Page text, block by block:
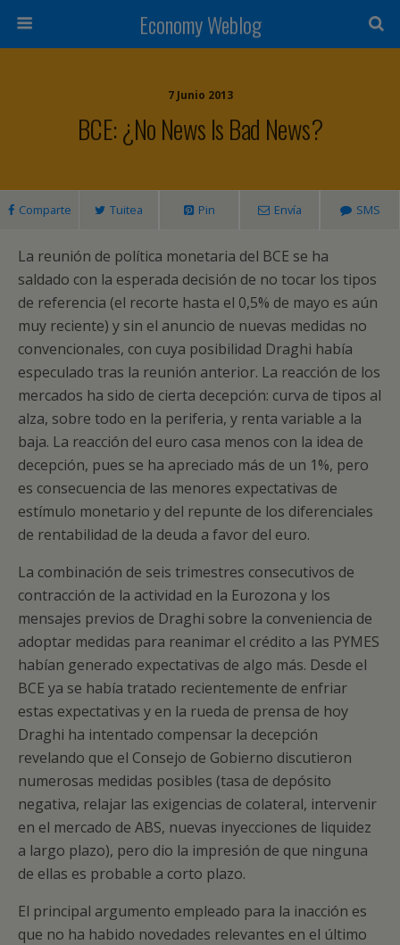
Economy Weblog
7 Junio 2013
BCE: ¿no News Is Bad News?
Comparte Tuitea Pin Envía SMS
La reunión de política monetaria del BCE se ha
saldado con la esperada decisión de no tocar los tipos
de referencia (el recorte hasta el 0,5% de mayo es aún
muy reciente) y sin el anuncio de nuevas medidas no
convencionales, con cuya posibilidad Draghi había
especulado tras la reunión anterior. La reacción de los
mercados ha sido de cierta decepción: curva de tipos al
alza, sobre todo en la periferia, y renta variable a la
baja. La reacción del euro casa menos con la idea de
decepción, pues se ha apreciado más de un 1%, pero
es consecuencia de las menores expectativas de
estímulo monetario y del repunte de los diferenciales
de rentabilidad de la deuda a favor del euro.
La combinación de seis trimestres consecutivos de
contracción de la actividad en la Eurozona y los
mensajes previos de Draghi sobre la conveniencia de
adoptar medidas para reanimar el crédito a las PYMES
habían generado expectativas de algo más. Desde el
BCE ya se había tratado recientemente de enfriar
estas expectativas y en la rueda de prensa de hoy
Draghi ha intentado compensar la decepción
revelando que el Consejo de Gobierno discutieron
numerosas medidas posibles (tasa de depósito
negativa, relajar las exigencias de colateral, intervenir
en el mercado de ABS, nuevas inyecciones de liquidez
a largo plazo), pero dio la impresión de que ninguna
de ellas es probable a corto plazo.
El principal argumento empleado para la inacción es
que no ha habido novedades relevantes en el último